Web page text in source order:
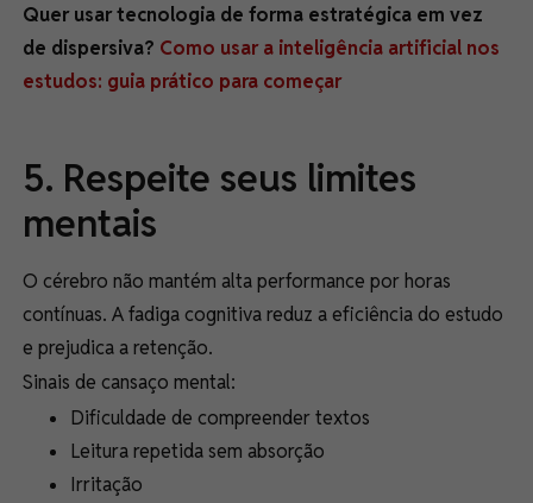
Quer usar tecnologia de forma estratégica em vez
de dispersiva? Como usar a inteligência artificial nos
estudos: guia prático para começar
5. Respeite seus limites
mentais
O cérebro não mantém alta performance por horas
contínuas. A fadiga cognitiva reduz a eficiência do estudo
e prejudica a retenção.
Sinais de cansaço mental:
Dificuldade de compreender textos
Leitura repetida sem absorção
Irritação